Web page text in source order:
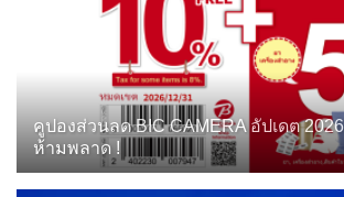
คูปองส่วนลด BIC CAMERA อัปเดต
ห้ามพลาด !